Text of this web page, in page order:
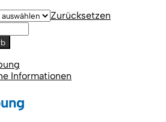
Zurücksetzen
Informationen